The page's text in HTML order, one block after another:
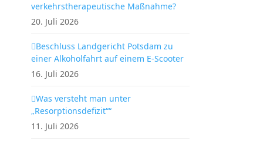
verkehrstherapeutische Maßnahme?
20. Juli 2026
Beschluss Landgericht Potsdam zu
einer Alkoholfahrt auf einem E-Scooter
16. Juli 2026
Was versteht man unter
„Resorptionsdefizit““
11. Juli 2026